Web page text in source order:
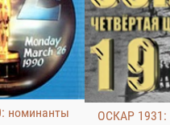
номинанты
ОСКАР 1931: